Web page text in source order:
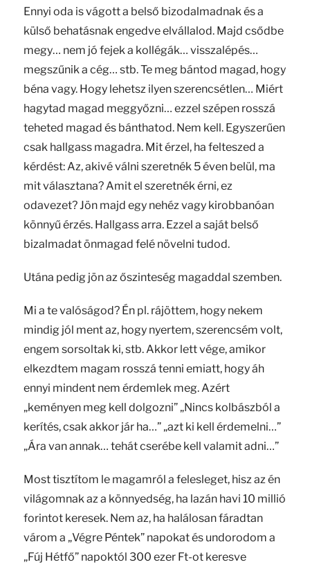
Ennyi oda is vágott a belső bizodalmadnak és a
külső behatásnak engedve elvállalod. Majd csődbe
megy… nem jó fejek a kollégák… visszalépés…
megszűnik a cég… stb. Te meg bántod magad, hogy
béna vagy. Hogy lehetsz ilyen szerencsétlen… Miért
hagytad magad meggyőzni… ezzel szépen rosszá
teheted magad és bánthatod. Nem kell. Egyszerűen
csak hallgass magadra. Mit érzel, ha felteszed a
kérdést: Az, akivé válni szeretnék 5 éven belül, ma
mit választana? Amit el szeretnék érni, ez
odavezet? Jön majd egy nehéz vagy kirobbanóan
könnyű érzés. Hallgass arra. Ezzel a saját belső
bizalmadat önmagad felé növelni tudod.
Utána pedig jön az őszinteség magaddal szemben.
Mi a te valóságod? Én pl. rájöttem, hogy nekem
mindig jól ment az, hogy nyertem, szerencsém volt,
engem sorsoltak ki, stb. Akkor lett vége, amikor
elkezdtem magam rosszá tenni emiatt, hogy áh
ennyi mindent nem érdemlek meg. Azért
„keményen meg kell dolgozni” „Nincs kolbászból a
kerítés, csak akkor jár ha…” „azt ki kell érdemelni…”
„Ára van annak… tehát cserébe kell valamit adni…”
Most tisztítom le magamról a felesleget, hisz az én
világomnak az a könnyedség, ha lazán havi 10 millió
forintot keresek. Nem az, ha halálosan fáradtan
várom a „Végre Péntek” napokat és undorodom a
„Fúj Hétfő” napoktól 300 ezer Ft-ot keresve